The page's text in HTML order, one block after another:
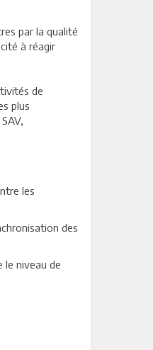
par la qualité
à réagir
de
plus
les
des
le niveau de